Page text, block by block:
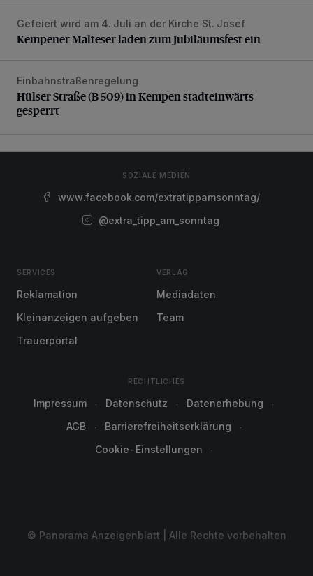
Kempener Malteser laden zum Jubiläumsfest ein
Gefeiert wird am 4. Juli an der Kirche St. Josef
Kempener Malteser laden zum Jubiläumsfest ein
Hülser Straße (B 509) in Kempen stadteinwärts gesperrt
Einbahnstraßenregelung
Hülser Straße (B 509) in Kempen stadteinwärts
gesperrt
SOZIALE MEDIEN
www.facebook.com/extratippamsonntag/
@extra_tipp_am_sonntag
SERVICES
Reklamation
Kleinanzeigen aufgeben
Trauerportal
VERLAG
Mediadaten
Team
RECHTLICHES
Impressum Datenschutz
Datenerhebung
AGB
Barrierefreiheitserklärung
Cookie-Einstellungen
© Panorama Anzeigenblatt | Alle Rechte vorbehalten